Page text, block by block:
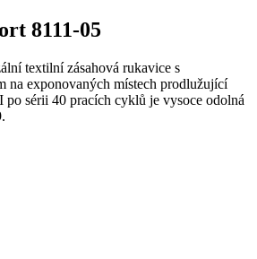
8111-05
textilní zásahová rukavice s
na exponovaných místech prodlužující
po sérii 40 pracích cyklů je vysoce odolná